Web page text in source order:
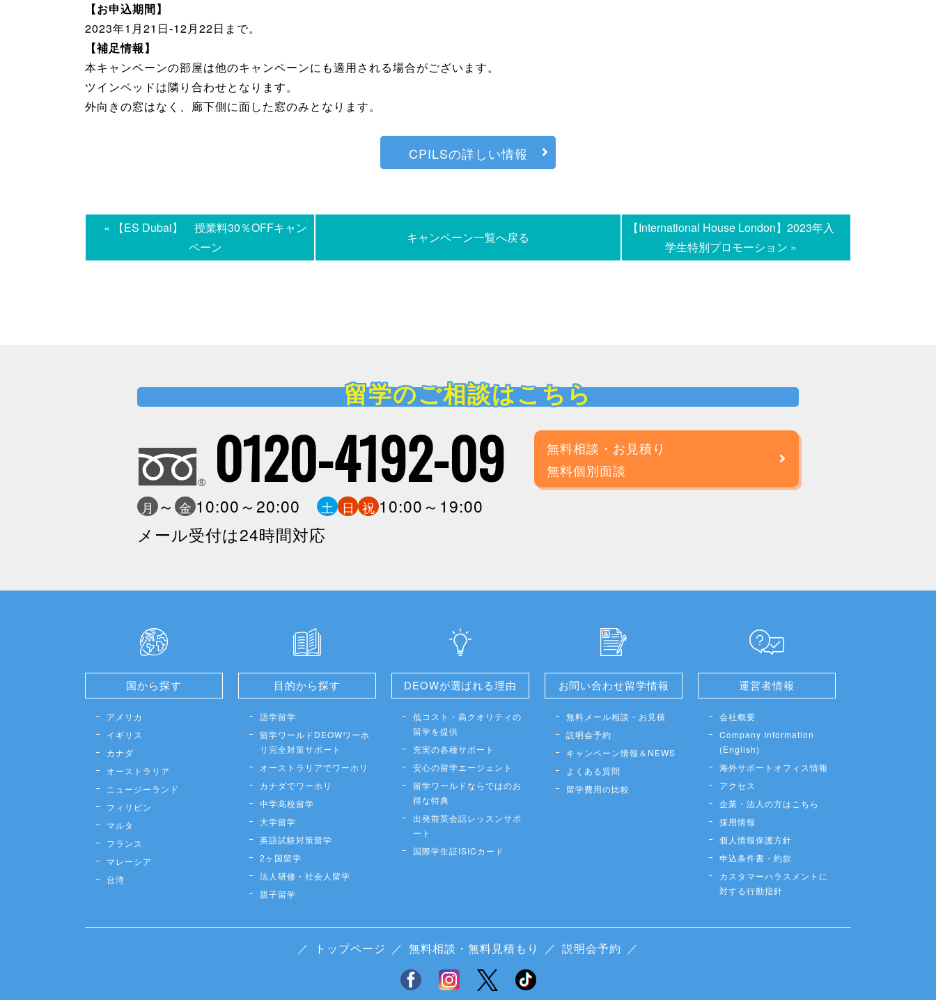
【お申込期間】
2023年1月21日-12月22日まで。
【補足情報】
本キャンペーンの部屋は他のキャンペーンにも適用される場合がございます。
ツインベッドは隣り合わせとなります。
外向きの窓はなく、廊下側に面した窓のみとなります。
CPILSの詳しい情報
« 【ES Dubai】 授業料30％OFFキャン
ペーン
キャンペーン一覧へ戻る
【International House London】2023年入
学生特別プロモーション »
留学のご相談はこちら
0120-4192-09
月 ～ 金 10:00～20:00 土 日 祝 10:00～19:00
メール受付は24時間対応
無料相談・お見積り
無料個別面談
国から探す
アメリカ
イギリス
カナダ
オーストラリア
ニュージーランド
フィリピン
マルタ
フランス
マレーシア
台湾
目的から探す
語学留学
留学ワールドDEOWワーホ
リ完全対策サポート
オーストラリアでワーホリ
カナダでワーホリ
中学高校留学
大学留学
英語試験対策留学
2ヶ国留学
法人研修・社会人留学
親子留学
DEOWが選ばれる理由
低コスト・高クオリティの
留学を提供
充実の各種サポート
安心の留学エージェント
留学ワールドならではのお
得な特典
出発前英会話レッスンサポ
ート
国際学生証ISICカード
お問い合わせ留学情報
無料メール相談・お見積
説明会予約
キャンペーン情報＆NEWS
よくある質問
留学費用の比較
運営者情報
会社概要
Company Information
(English)
海外サポートオフィス情報
アクセス
企業・法人の方はこちら
採用情報
個人情報保護方針
申込条件書・約款
カスタマーハラスメントに
対する行動指針
／ トップページ ／ 無料相談・無料見積もり ／ 説明会予約 ／